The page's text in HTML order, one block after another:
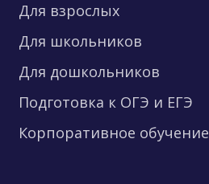
Для взрослых
Для школьников
Для дошкольников
Подготовка к ОГЭ и ЕГЭ
Корпоративное обучение